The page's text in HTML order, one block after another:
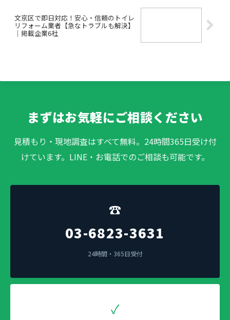
文京区で即日対応！安心・信頼のトイレ
リフォーム業者【急なトラブルも解決】
｜掲載企業6社
まずはお気軽にご相談ください
見積もり・現地調査はすべて無料。24時間365日受け付
けています。LINE・お電話でのご相談も可能です。
☎
03-6823-3631
24時間・365日受付
✓